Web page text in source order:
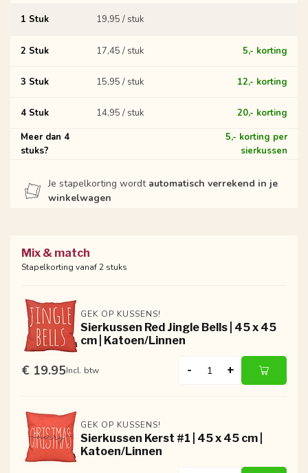
1 Stuk 19,95 / stuk
2 Stuk 17,45 / stuk 5,- korting
3 Stuk 15,95 / stuk 12,- korting
4 Stuk 14,95 / stuk
20,- korting
Meer dan 4
stuks?
5,- korting per
sierkussen
Je stapelkorting wordt automatisch verrekend in je
winkelwagen
Mix & match
Stapelkorting vanaf 2 stuks
GEK OP KUSSENS!
Sierkussen Red Jingle Bells | 45 x 45
cm | Katoen/Linnen
€ 19.95Incl. btw - +
GEK OP KUSSENS!
Sierkussen Kerst #1 | 45 x 45 cm |
Katoen/Linnen